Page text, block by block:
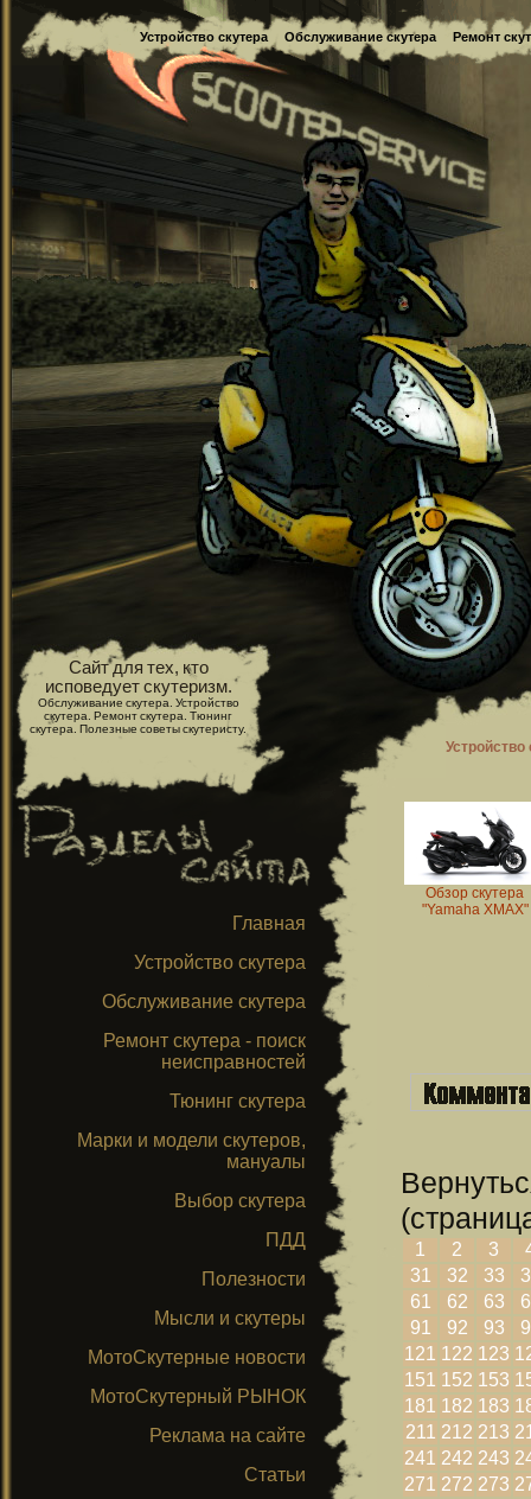
Устройство скутера Обслуживание скутера Ремонт
Сайт для тех, кто
исповедует скутеризм.
Обслуживание скутера. Устройство
скутера. Ремонт скутера. Тюнинг
скутера. Полезные советы скутеристу.
Главная
Устройство скутера
Обслуживание скутера
Ремонт скутера - поиск
неисправностей
Тюнинг скутера
Марки и модели скутеров,
мануалы
Выбор скутера
ПДД
Полезности
Мысли и скутеры
МотоСкутерные новости
МотоСкутерный РЫНОК
Реклама на сайте
Статьи
Устройство
Обзор скутера
"Yamaha XMAX"
1 2 3
31
32 33
61
62 63
91
92 93
121 122 123
151 152 153
181 182 183
211 212 213
241 242 243
271 272 273